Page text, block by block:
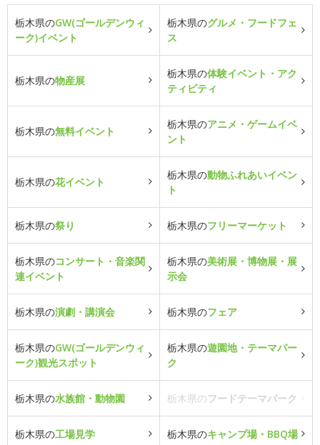
栃木県のGW(ゴールデンウィ
ーク)イベント
栃木県のグルメ・フードフェ
ス
栃木県の物産展
栃木県の体験イベント・アク
ティビティ
栃木県の無料イベント
栃木県のアニメ・ゲームイベ
ント
栃木県の花イベント
栃木県の動物ふれあいイベン
ト
栃木県の祭り 栃木県のフリーマーケット
栃木県のコンサート・音楽関
連イベント
栃木県の美術展・博物展・展
示会
栃木県の演劇・講演会 栃木県のフェア
栃木県のGW(ゴールデンウィ
ーク)観光スポット
栃木県の遊園地・テーマパー
ク
栃木県の水族館・動物園 栃木県のフードテーマパーク
栃木県の工場見学 栃木県のキャンプ場・BBQ場